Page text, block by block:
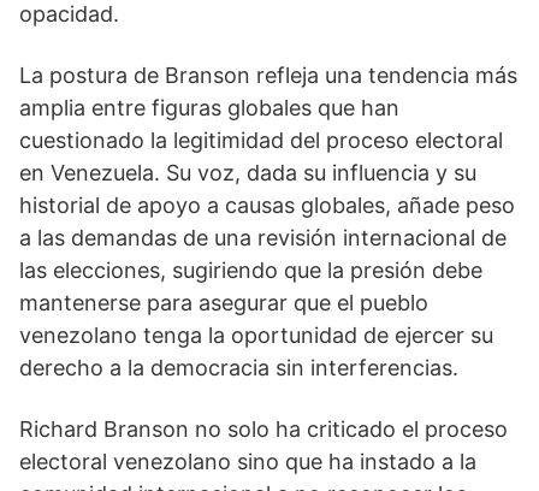
opacidad.
La postura de Branson refleja una tendencia más
amplia entre figuras globales que han
cuestionado la legitimidad del proceso electoral
en Venezuela. Su voz, dada su influencia y su
historial de apoyo a causas globales, añade peso
a las demandas de una revisión internacional de
las elecciones, sugiriendo que la presión debe
mantenerse para asegurar que el pueblo
venezolano tenga la oportunidad de ejercer su
derecho a la democracia sin interferencias.
Richard Branson no solo ha criticado el proceso
electoral venezolano sino que ha instado a la